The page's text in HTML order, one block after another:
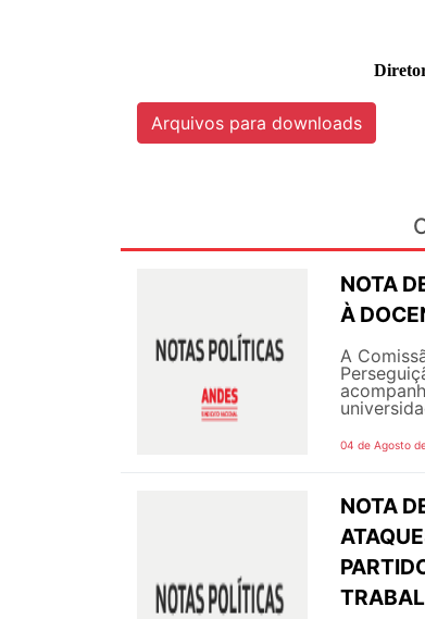
Arquivos para downloads
NOTA
À
A
04 de Agosto
NOTA